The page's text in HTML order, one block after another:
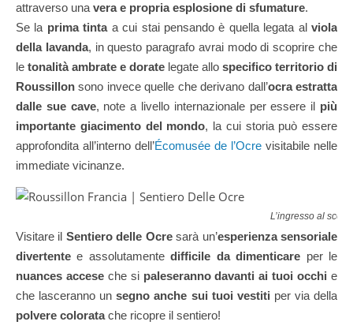
attraverso una vera e propria esplosione di sfumature.
Se la prima tintaa cui stai pensando è quella legata alviola
della lavanda, in questo paragrafo avrai modo di scoprire che
le tonalità ambrate e dorate legate allo specifico territorio di
Roussillon sono invece quelle che derivano dall’ocra estratta
dalle sue cave, note a livello internazionale per essere il più
importante giacimento del mondo, la cui storia può essere
approfondita all’interno dell’Écomusée de l’Ocre visitabile nelle
immediate vicinanze.
L’ingresso al
Visitare il Sentiero delle Ocresarà un’esperienza sensoriale
divertente e assolutamentedifficile da dimenticare per le
nuances acceseche si paleseranno davanti ai tuoi occhi e
che lasceranno unsegno anche sui tuoi vestiti per via della
polvere coloratache ricopre il sentiero!